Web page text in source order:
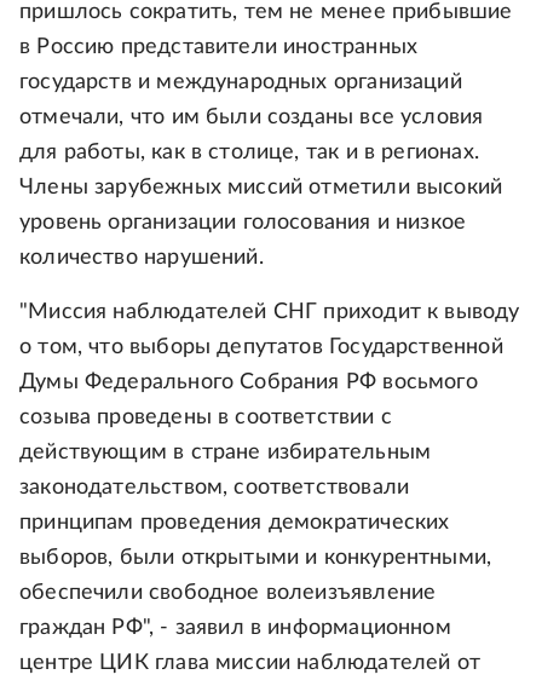
пришлось сократить, тем не менее прибывшие
в Россию представители иностранных
государств и международных организаций
отмечали, что им были созданы все условия
для работы, как в столице, так и в регионах.
Члены зарубежных миссий отметили высокий
уровень организации голосования и низкое
количество нарушений.
"Миссия наблюдателей СНГ приходит к выводу
о том, что выборы депутатов Государственной
Думы Федерального Собрания РФ восьмого
созыва проведены в соответствии с
действующим в стране избирательным
законодательством, соответствовали
принципам проведения демократических
выборов, были открытыми и конкурентными,
обеспечили свободное волеизъявление
граждан РФ", - заявил в информационном
центре ЦИК глава миссии наблюдателей от